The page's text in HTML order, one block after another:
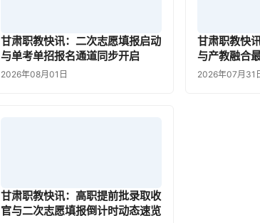
甘肃职教快讯：二次志愿填报启动
与单考单招报名通道同步开启
2026年08月01日
甘肃职教快
与产教融合
2026年07月31
甘肃职教快讯：高职提前批录取收
官与二次志愿填报倒计时动态速览